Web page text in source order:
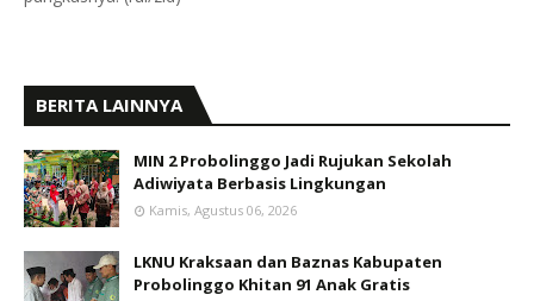
BERITA LAINNYA
MIN 2 Probolinggo Jadi Rujukan Sekolah
Adiwiyata Berbasis Lingkungan
Kamis, Agustus 06, 2026
LKNU Kraksaan dan Baznas Kabupaten
Probolinggo Khitan 91 Anak Gratis